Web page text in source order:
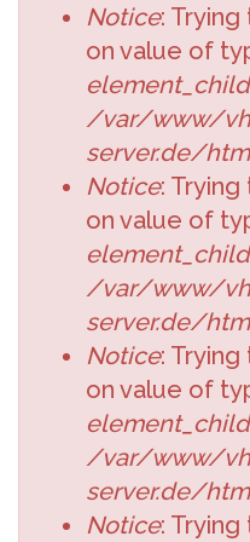
Notice:
on value of
/var/www/
server.de/
Notice:
on value of
/var/www/
server.de/
Notice:
on value of
/var/www/
server.de/
Notice: